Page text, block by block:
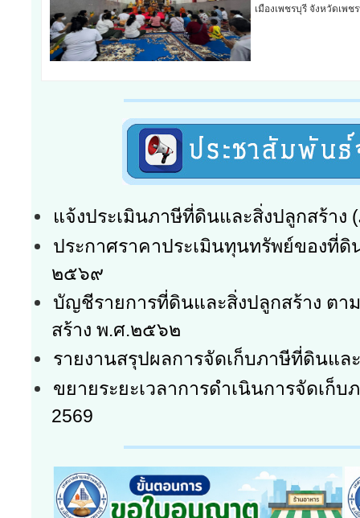
อ่านเพิ่มเติม...
แจ้งประเมินภาษีที่ดินและสิ่งปลูกสร้าง
ประกาศราคาประเมินทุนทรัพย์ของที่ดิ
๒๕๖๙
บัญชีรายการที่ดินและสิ่งปลูกสร้าง ต
สร้าง พ.ศ.๒๕๖๒
รายงานสรุปผลการจัดเก็บภาษีที่ดินแล
ขยายระยะเวลาการดำเนินการจัดเก็
2569